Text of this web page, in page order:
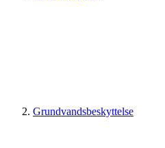
Grundvandsbeskyttelse